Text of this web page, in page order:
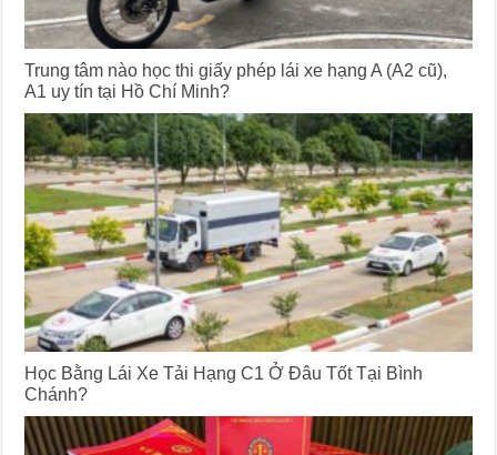
Trung tâm nào học thi giấy phép lái xe hạng A (A2 cũ),
A1 uy tín tại Hồ Chí Minh?
Học Bằng Lái Xe Tải Hạng C1 Ở Đâu Tốt Tại Bình
Chánh?